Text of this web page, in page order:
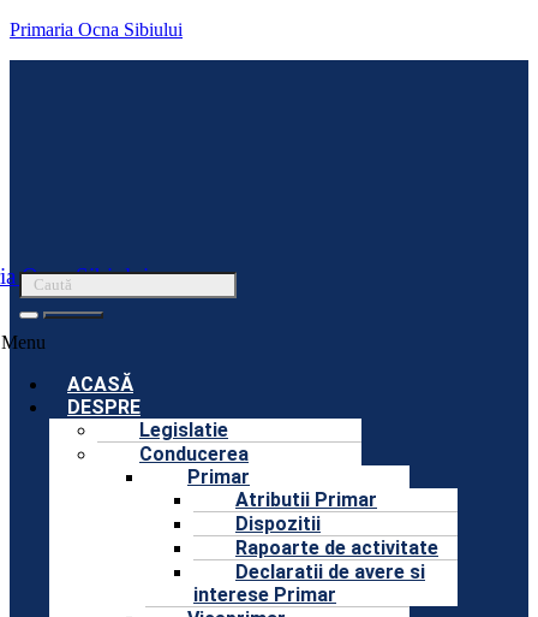
Primaria Ocna Sibiului
Ocna Sibiului
Menu
ACASĂ
DESPRE
Legislatie
Conducerea
Primar
Atributii Primar
Dispozitii
Rapoarte de activitate
Declaratii de avere si
interese Primar